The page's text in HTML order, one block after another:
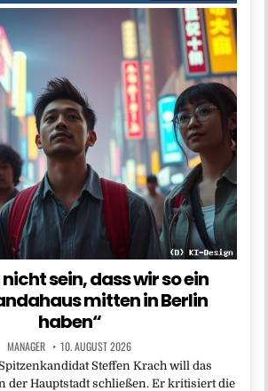
nicht sein, dass wir so ein
mitten in Berlin
haben“
MANAGER 10. AUGUST 2026
Steffen Krach will das
der Hauptstadt schließen. Er kritisiert die